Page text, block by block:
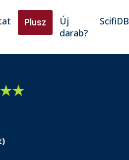
Plusz
Új
darab?
ScifiDB
★★